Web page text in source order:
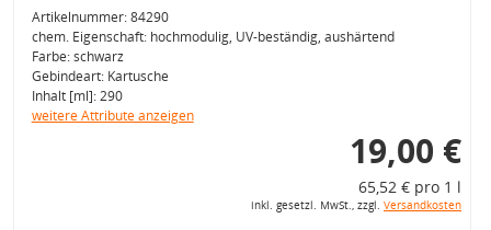
Artikelnummer: 84290
chem. Eigenschaft: hochmodulig, UV-beständig, aushärtend
Farbe: schwarz
Gebindeart: Kartusche
Inhalt [ml]: 290
weitere Attribute anzeigen
19,00 €
65,52 € pro 1 l
inkl. gesetzl. MwSt., zzgl. Versandkosten